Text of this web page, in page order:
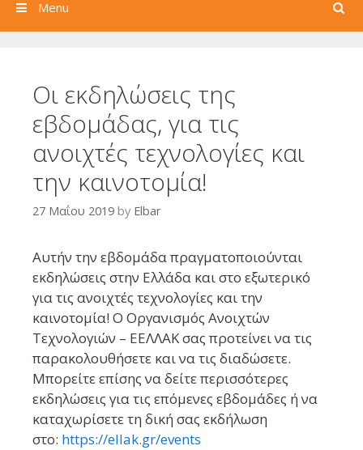
Search
Menu
Οι εκδηλώσεις της
εβδομάδας, για τις
ανοιχτές τεχνολογίες και
την καινοτομία!
27 Μαΐου 2019 by Elbar
Αυτήν την εβδομάδα πραγματοποιούνται
εκδηλώσεις στην Ελλάδα και στο εξωτερικό
για τις ανοιχτές τεχνολογίες και την
καινοτομία! Ο Οργανισμός Ανοιχτών
Τεχνολογιών – ΕΕΛΛΑΚ σας προτείνει να τις
παρακολουθήσετε και να τις διαδώσετε.
Μπορείτε επίσης να δείτε περισσότερες
εκδηλώσεις για τις επόμενες εβδομάδες ή να
καταχωρίσετε τη δική σας εκδήλωση
στο: https://ellak.gr/events